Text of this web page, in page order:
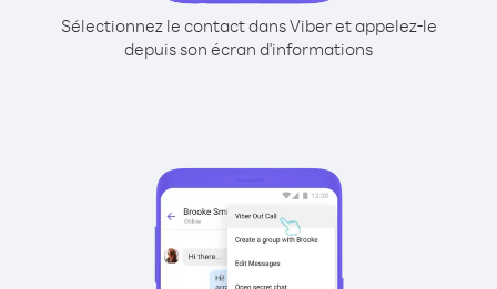
Sélectionnez le contact dans Viber et appelez-le
depuis son écran d'informations